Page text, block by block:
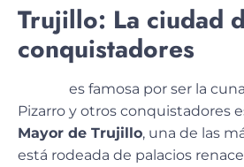
Trujillo: La ciudad
conquistadores
es famosa por ser la
Pizarro y otros conquistadores
Mayor de Trujillo, una de las
está rodeada de palacios